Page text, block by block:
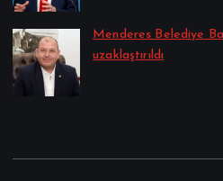
Menderes Belediye
uzaklaştırıldı